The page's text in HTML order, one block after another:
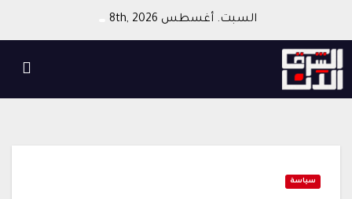
content
السبت. أغسطس 8th, 2026
سياسة